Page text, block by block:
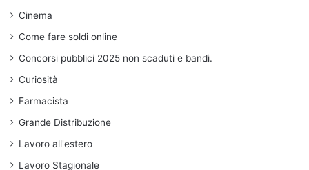
Cinema
Come fare soldi online
Concorsi pubblici 2025 non scaduti e bandi.
Curiosità
Farmacista
Grande Distribuzione
Lavoro all'estero
Lavoro Stagionale